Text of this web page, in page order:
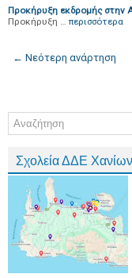
Προκήρυξη εκδρομής στην
Προκήρυξη … περισσότερα
← Νεότερη ανάρτηση
Σχολεία ΔΔΕ Χανίων